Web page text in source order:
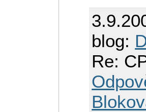
blog:
Re: